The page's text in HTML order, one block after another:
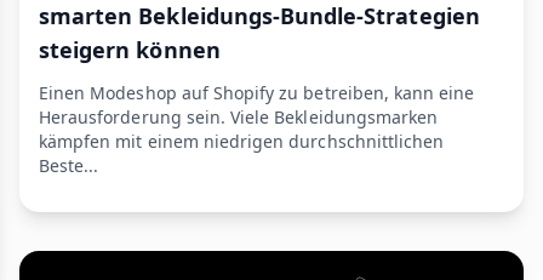
smarten Bekleidungs-Bundle-Strategien
steigern können
Einen Modeshop auf Shopify zu betreiben, kann eine
Herausforderung sein. Viele Bekleidungsmarken
kämpfen mit einem niedrigen durchschnittlichen
Beste...